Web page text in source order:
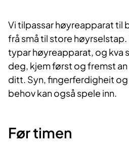
Vi tilpassar høyreapparat til
frå små til store
typar høyreapparat, og kva
deg, kjem først og fremst
ditt. Syn, fingerferdigheit
behov kan også spele inn.
Før timen